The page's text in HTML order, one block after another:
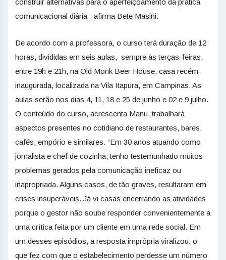
construir alternativas para o aperfeiçoamento da prática
comunicacional diária”, afirma Bete Masini.
De acordo com a professora, o curso terá duração de 12
horas, divididas em seis aulas, sempre às terças-feiras,
entre 19h e 21h, na Old Monk Beer House, casa recém-
inaugurada, localizada na Vila Itapura, em Campinas. As
aulas serão nos dias 4, 11, 18 e 25 de junho e 02 e 9 julho.
O conteúdo do curso, acrescenta Manu, trabalhará
aspectos presentes no cotidiano de restaurantes, bares,
cafés, empório e similares. “Em 30 anos atuando como
jornalista e chef de cozinha, tenho testemunhado muitos
problemas gerados pela comunicação ineficaz ou
inapropriada. Alguns casos, de tão graves, resultaram em
crises insuperáveis. Já vi casas encerrando as atividades
porque o gestor não soube responder convenientemente a
uma crítica feita por um cliente em uma rede social. Em
um desses episódios, a resposta imprópria viralizou, o
que fez com que o estabelecimento perdesse um número